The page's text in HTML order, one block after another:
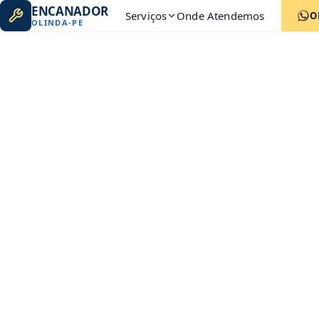
ENCANADOR
OLINDA-PE Serviços Onde Atendemos